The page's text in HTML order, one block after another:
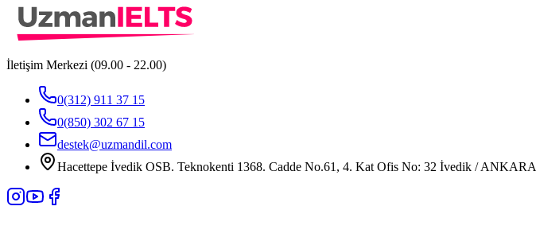
İletişim Merkezi (09.00 - 22.00)
0(312) 911 37 15
0(850) 302 67 15
destek@uzmandil.com
Hacettepe İvedik OSB. Teknokenti 1368. Cadde No.61, 4. Kat Ofis No: 32 İvedik / ANKARA